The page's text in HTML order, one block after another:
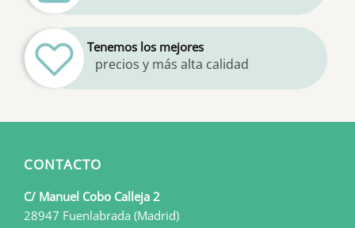
Tenemos los mejores
precios y más alta calidad
CONTACTO
C/ Manuel Cobo Calleja 2
28947 Fuenlabrada (Madrid)